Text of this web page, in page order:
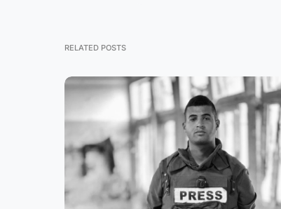
RELATED POSTS